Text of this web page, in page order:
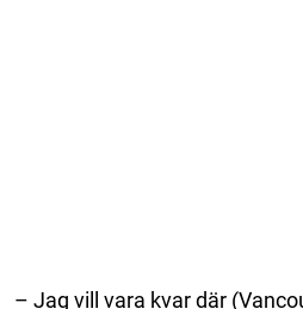
– Jag vill vara kvar där